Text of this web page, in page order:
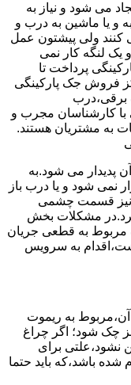
می شود و نیاز به
و یا ماشین به درب و
کنند ولی پیشتون عمل
یک لنگه کار نمی
پرداخت تا
فروش جک پارکینگی
برقی،درب
با کارشناسان مجرب و
به مشتریان هستند.
پدیدار می شود.به
نمی شود و یا درب باز
نیز قسمت چشمی
مشکلات بخش
مربوط به قطعی جریان
به سرویس
به ریموت
چک شود؛ اگر چراغ
نشود،علتی برای
شده باشد،که باید حتما